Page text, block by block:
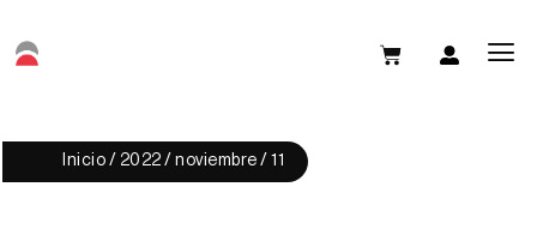
Inicio / 2022 /noviembre / 11